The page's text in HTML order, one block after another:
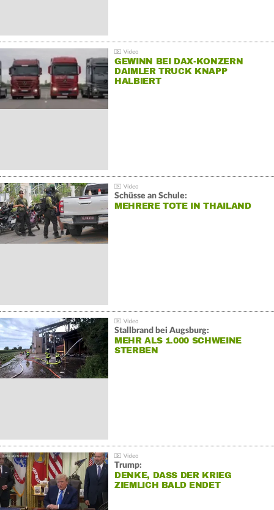
GEWINN BEI DAX-KONZERN
DAIMLER TRUCK KNAPP
HALBIERT
Schüsse an Schule:
MEHRERE TOTE IN THAILAND
Stallbrand bei Augsburg:
MEHR ALS 1.000 SCHWEINE
STERBEN
Trump:
DENKE, DASS DER KRIEG
ZIEMLICH BALD ENDET